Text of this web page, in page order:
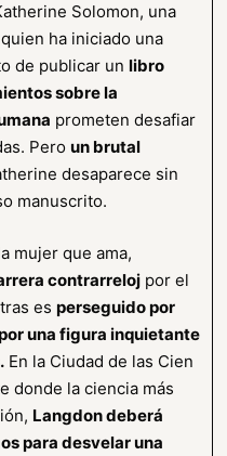
Solomon, una
ha iniciado una
de publicar un libro
sobre la
prometen desafiar
Pero un brutal
desaparece sin
manuscrito.
mujer que ama,
contrarrelojpor el
es perseguido por
una figura inquietante
En la Ciudad de las Cien
donde la ciencia más
Langdon deberá
para desvelar una